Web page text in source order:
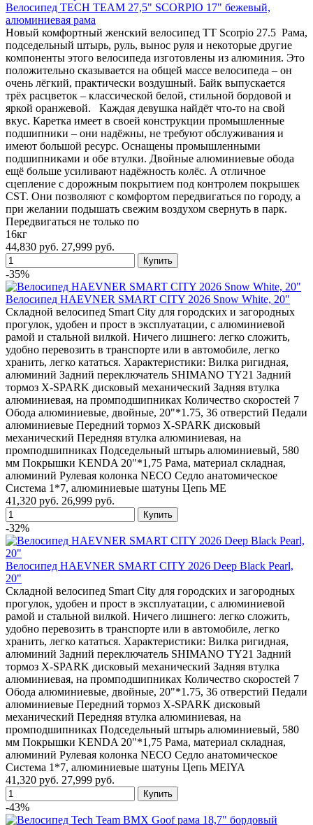
Велосипед TECH TEAM 27,5" SCORPIO 17" бежевый,
алюминиевая рама
Новый комфортный женский велосипед TT Scorpio 27.5 Рама,
подседельный штырь, руль, вынос руля и некоторые другие
компоненты этого велосипеда изготовлены из алюминия. Это
положительно сказывается на общей массе велосипеда – он
очень лёгкий, практически воздушный. Байк выпускается
трёх расцветок – классической белой, стильной бордовой и
яркой оранжевой. Каждая девушка найдёт что-то на свой
вкус. Каретка имеет в своей конструкции промышленные
подшипники – они надёжны, не требуют обслуживания и
имеют большой ресурс. Оснащены промышленными
подшипниками и обе втулки. Двойные алюминиевые обода
ещё больше усиливают надёжность колёс. А отличное
сцепление с дорожным покрытием под контролем покрышек
CST. Они позволяют с комфортом передвигаться по городу, а
при желании подышать свежим воздухом свернуть в парк.
Передвигаться не только по
16кг
44,830 руб. 27,999 руб.
-35%
Велосипед HAEVNER SMART CITY 2026 Snow White, 20"
Складной велосипед Smart City для городских и загородных
прогулок, удобен и прост в эксплуатации, с алюминиевой
рамой и стальной вилкой. Ничего лишнего: легко сложить,
удобно перевозить в транспорте или в автомобиле, легко
хранить, легко кататься. Характеристики: Вилка ригидная,
алюминий Задний переключатель SHIMANO TY21 Задний
тормоз X-SPARK дисковый механический Задняя втулка
алюминиевая, на промподшипниках Количество скоростей 7
Обода алюминиевые, двойные, 20"*1.75, 36 отверстий Педали
алюминиевые Передний тормоз X-SPARK дисковый
механический Передняя втулка алюминиевая, на
промподшипниках Подседельный штырь алюминиевый, 580
мм Покрышки KENDA 20"*1,75 Рама, материал складная,
алюминий Рулевая колонка NECO Седло анатомическое
Система 1*7, алюминиевые шатуны Цепь ME
41,320 руб. 26,999 руб.
-32%
Велосипед HAEVNER SMART CITY 2026 Deep Black Pearl,
20"
Складной велосипед Smart City для городских и загородных
прогулок, удобен и прост в эксплуатации, с алюминиевой
рамой и стальной вилкой. Ничего лишнего: легко сложить,
удобно перевозить в транспорте или в автомобиле, легко
хранить, легко кататься. Характеристики: Вилка ригидная,
алюминий Задний переключатель SHIMANO TY21 Задний
тормоз X-SPARK дисковый механический Задняя втулка
алюминиевая, на промподшипниках Количество скоростей 7
Обода алюминиевые, двойные, 20"*1.75, 36 отверстий Педали
алюминиевые Передний тормоз X-SPARK дисковый
механический Передняя втулка алюминиевая, на
промподшипниках Подседельный штырь алюминиевый, 580
мм Покрышки KENDA 20"*1,75 Рама, материал складная,
алюминий Рулевая колонка NECO Седло анатомическое
Система 1*7, алюминиевые шатуны Цепь MEIYA
41,320 руб. 27,999 руб.
-43%